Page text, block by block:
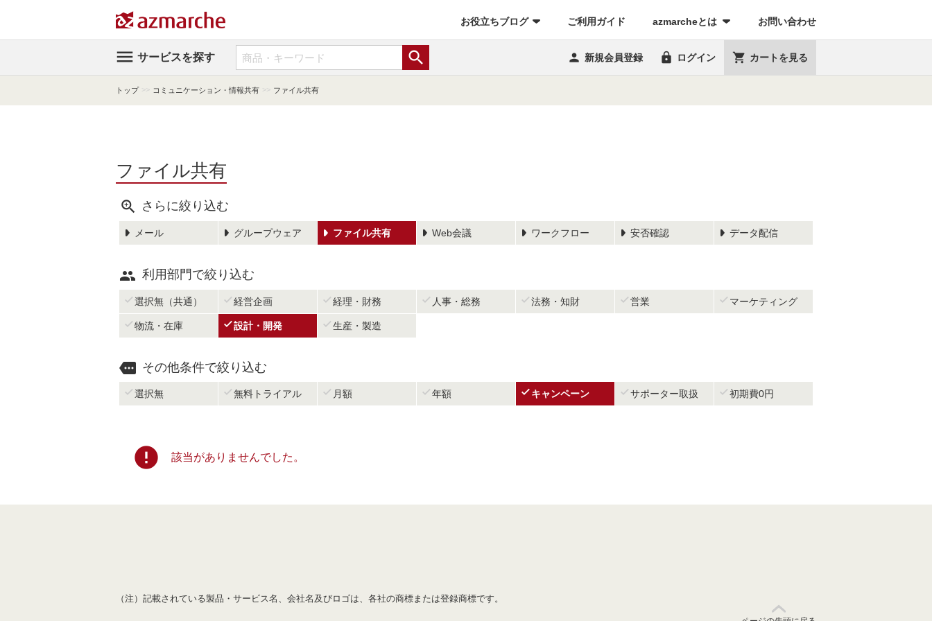
お役立ちブログ ご利用ガイド (current)azmarcheとは お問い合わせ
 サービスを探す   新規会員登録  ログイン  カートを見る
トップ >> コミュニケーション・情報共有 >> ファイル共有
ファイル共有
 さらに絞り込む
メール グループウェア ファイル共有 Web会議 ワークフロー 安否確認 データ配信
 利用部門で絞り込む
 選択無（共通）  経営企画  経理・財務  人事・総務  法務・知財  営業  マーケティング
 物流・在庫 設計・開発  生産・製造
 その他条件で絞り込む
 選択無  無料トライアル  月額  年額  キャンペーン  サポーター取扱  初期費0円
error 該当がありませんでした。
（注）記載されている製品・サービス名、会社名及びロゴは、各社の商標または登録商標です。